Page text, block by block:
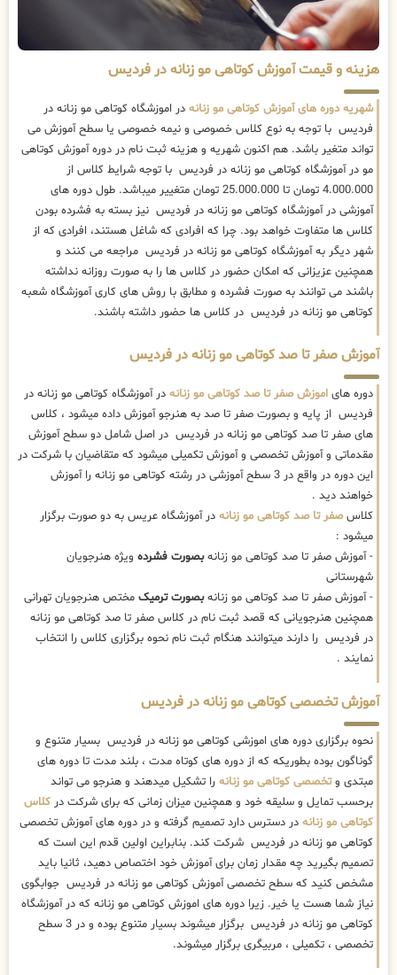
هزینه و قیمت آموزش کوتاهی مو زنانه در فردیس
شهریه دوره های آموزش کوتاهی مو زنانه در اموزشگاه کوتاهی مو زنانه در
فردیس با توجه به نوع کلاس خصوصی و نیمه خصوصی یا سطح آموزش می
تواند متغیر باشد. هم اکنون شهریه و هزینه ثبت نام در دوره آموزش کوتاهی
مو در آموزشگاه کوتاهی مو زنانه در فردیس با توجه شرایط کلاس از
4.000.000 تومان تا 25.000.000 تومان متغییر میباشد. طول دوره های
آموزشی در آموزشگاه کوتاهی مو زنانه در فردیس نیز بسته به فشرده بودن
کلاس ها متفاوت خواهد بود. چرا که افرادی که شاغل هستند، افرادی که از
شهر دیگر به آموزشگاه کوتاهی مو زنانه در فردیس مراجعه می کنند و
همچنین عزیزانی که امکان حضور در کلاس ها را به صورت روزانه نداشته
باشند می توانند به صورت فشرده و مطابق با روش های کاری آموزشگاه شعبه
کوتاهی مو زنانه در فردیس در کلاس ها حضور داشته باشند.
آموزش صفر تا صد کوتاهی مو زنانه در فردیس
دوره های اموزش صفر تا صد کوتاهی مو زنانه در آموزشگاه کوتاهی مو زنانه در
فردیس از پایه و بصورت صفر تا صد به هنرجو آموزش داده میشود ، کلاس
های صفر تا صد کوتاهی مو زنانه در فردیس در اصل شامل دو سطح آموزش
مقدماتی و آموزش تخصصی و آموزش تکمیلی میشود که متقاضیان با شرکت در
این دوره در واقع در 3 سطح آموزشی در رشته کوتاهی مو زنانه را آموزش
خواهند دید .
کلاسصفر تا صد کوتاهی مو زنانه در آموزشگاه عریس به دو صورت برگزار
میشود :
- آموزش صفر تا صد کوتاهی مو زنانهبصورت فشرده ویژه هنرجویان
شهرستانی
- آموزش صفر تا صد کوتاهی مو زنانهبصورت ترمیک مختص هنرجویان تهرانی
همچنین هنرجویانی که قصد ثبت نام در کلاس صفر تا صد کوتاهی مو زنانه
در فردیس را دارند میتوانند هنگام ثبت نام نحوه برگزاری کلاس را انتخاب
نمایند .
آموزش تخصصی کوتاهی مو زنانه در فردیس
نحوه برگزاری دوره های اموزشی کوتاهی مو زنانه در فردیس بسیار متنوع و
گوناگون بوده بطوریکه که از دوره های کوتاه مدت ، بلند مدت تا دوره های
مبتدی وتخصصی کوتاهی مو زنانه را تشکیل میدهند و هنرجو می تواند
برحسب تمایل و سلیقه خود و همچنین میزان زمانی که برای شرکت در کلاس
کوتاهی مو زنانه در دسترس دارد تصمیم گرفته و در دوره های آموزش تخصصی
کوتاهی مو زنانه در فردیس شرکت کند. بنابراین اولین قدم این است که
تصمیم بگیرید چه مقدار زمان برای آموزش خود اختصاص دهید، ثانیا باید
مشخص کنید که سطح تخصصی آموزش کوتاهی مو زنانه در فردیس جوابگوی
نیاز شما هست یا خیر. زیرا دوره های اموزش کوتاهی مو زنانه که در آموزشگاه
کوتاهی مو زنانه در فردیس برگزار میشوند بسیار متنوع بوده و در 3 سطح
تخصصی ، تکمیلی ، مربیگری برگزار میشوند.